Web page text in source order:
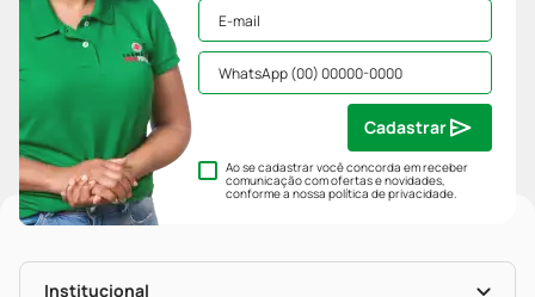
Ao se cadastrar você concorda em receber
comunicação com ofertas e novidades,
conforme a nossapolítica de privacidade.
Cadastrar
Institucional